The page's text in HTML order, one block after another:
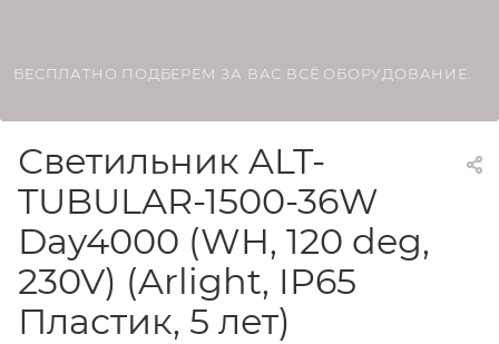
БЕСПЛАТНО ПОДБЕРЕМ ЗА ВАС ВСЁ ОБОРУДОВАНИЕ.
Светильник ALT-
TUBULAR-1500-36W
Day4000 (WH, 120 deg,
230V) (Arlight, IP65
Пластик, 5 лет)